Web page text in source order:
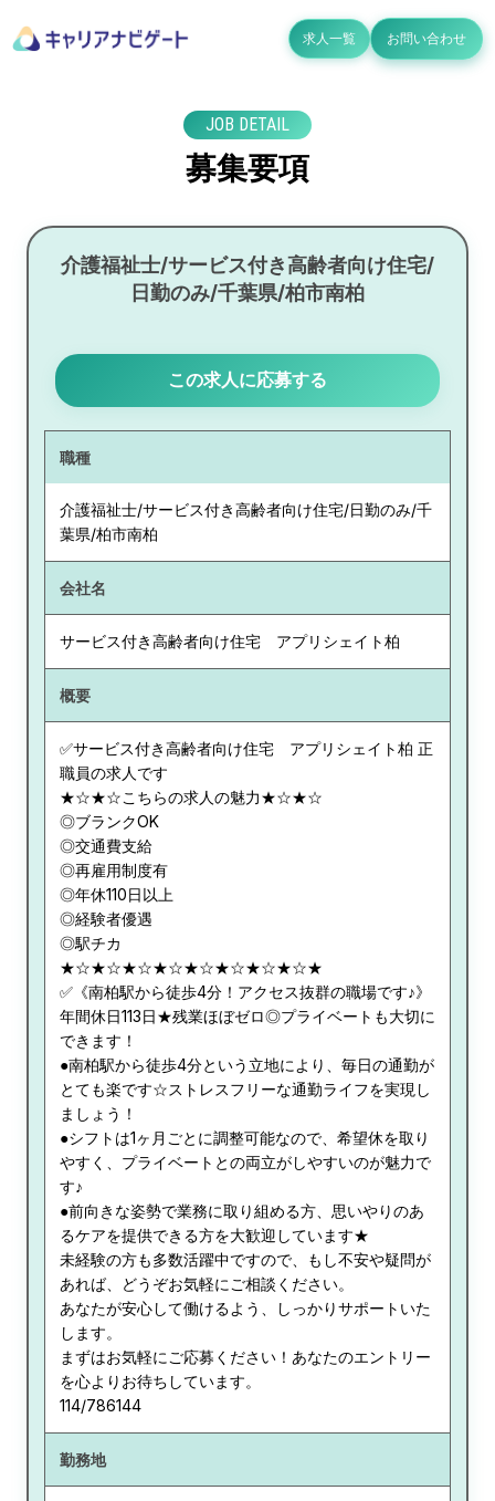
求人一覧 お問い合わせ
JOB DETAIL
募集要項
介護福祉士/サービス付き高齢者向け住宅/
日勤のみ/千葉県/柏市南柏
この求人に応募する
職種
介護福祉士/サービス付き高齢者向け住宅/日勤のみ/千
葉県/柏市南柏
会社名
サービス付き高齢者向け住宅 アプリシェイト柏
概要
✅サービス付き高齢者向け住宅 アプリシェイト柏 正
職員の求人です
★☆★☆こちらの求人の魅力★☆★☆
◎ブランクOK
◎交通費支給
◎再雇用制度有
◎年休110日以上
◎経験者優遇
◎駅チカ
★☆★☆★☆★☆★☆★☆★☆★☆★
✅《南柏駅から徒歩4分！アクセス抜群の職場です♪》
年間休日113日★残業ほぼゼロ◎プライベートも大切に
できます！
●南柏駅から徒歩4分という立地により、毎日の通勤が
とても楽です☆ストレスフリーな通勤ライフを実現し
ましょう！
●シフトは1ヶ月ごとに調整可能なので、希望休を取り
やすく、プライベートとの両立がしやすいのが魅力で
す♪
●前向きな姿勢で業務に取り組める方、思いやりのあ
るケアを提供できる方を大歓迎しています★
未経験の方も多数活躍中ですので、もし不安や疑問が
あれば、どうぞお気軽にご相談ください。
あなたが安心して働けるよう、しっかりサポートいた
します。
まずはお気軽にご応募ください！あなたのエントリー
を心よりお待ちしています。
114/786144
勤務地